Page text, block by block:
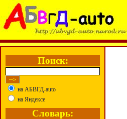
Поиск:
на АБВГД-auto
на Яндексе
Словарь: